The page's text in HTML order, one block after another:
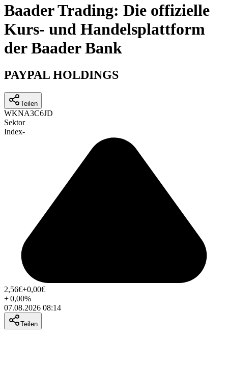
Baader Trading: Die offizielle
Kurs- und Handelsplattform
der Baader Bank
PAYPAL HOLDINGS
Teilen
WKNA3C6JD
Sektor
Index-
2,56€+0,00€
+0,00%
07.08.2026 08:14
Teilen